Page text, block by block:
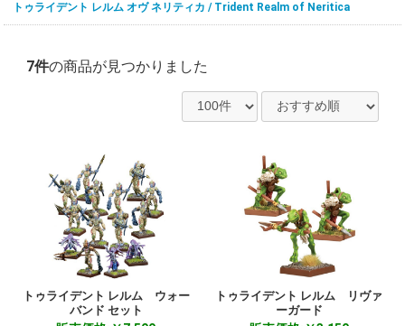
トゥライデント レルム オヴ ネリティカ / Trident Realm of Neritica
7件の商品が見つかりました
トゥライデント レルム ウォー
バンド セット
トゥライデント レルム リヴァ
ーガード